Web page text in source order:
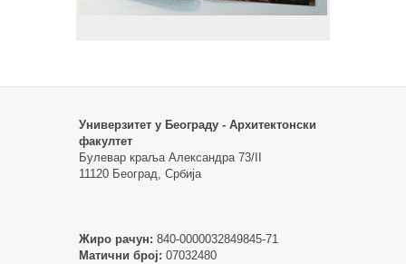
Универзитет у Београду - Архитектонски
факултет
Булевар краља Александра 73/II
11120 Београд, Србија
Жиро рачун: 840-0000032849845-71
Матични број: 07032480